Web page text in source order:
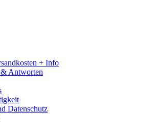
+ Info
Antworten
Datenschutz